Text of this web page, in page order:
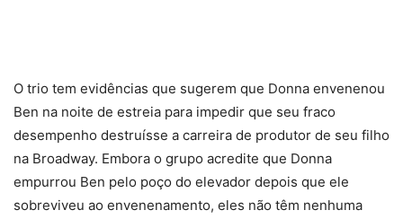
O trio tem evidências que sugerem que Donna envenenou
Ben na noite de estreia para impedir que seu fraco
desempenho destruísse a carreira de produtor de seu filho
na Broadway. Embora o grupo acredite que Donna
empurrou Ben pelo poço do elevador depois que ele
sobreviveu ao envenenamento, eles não têm nenhuma